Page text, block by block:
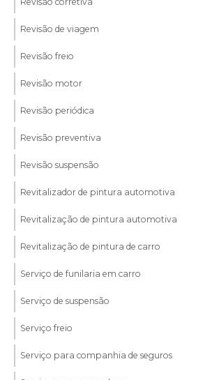
Revisão de viagem
Revisão freio
Revisão motor
Revisão periódica
Revisão preventiva
Revisão suspensão
Revitalizador de pintura automotiva
Revitalização de pintura automotiva
Revitalização de pintura de carro
Serviço de funilaria em carro
Serviço de suspensão
Serviço freio
Serviço para companhia de seguros